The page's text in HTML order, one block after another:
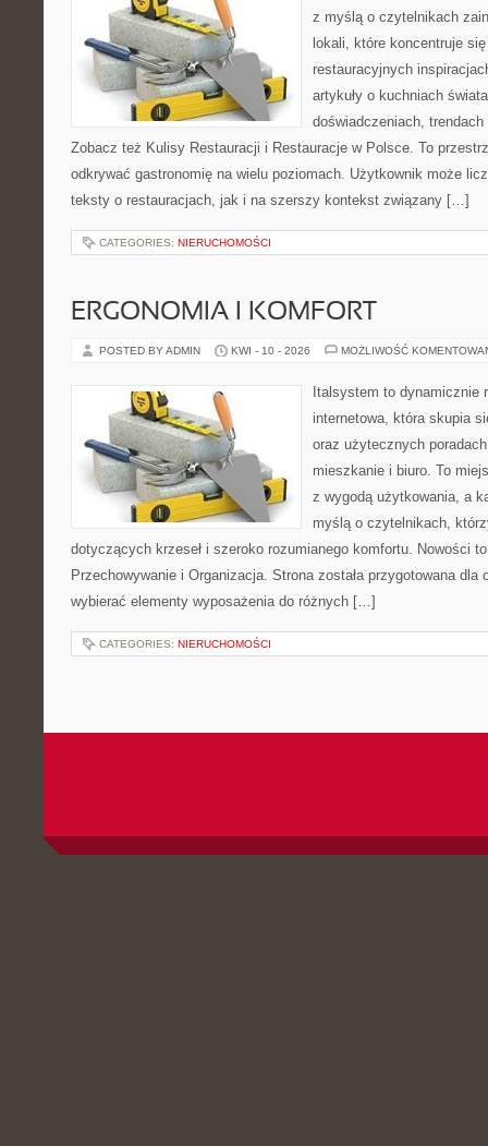
z myślą o czytelnikach
lokali, które koncentruje
restauracyjnych
artykuły o kuchniach
doświadczeniach,
Zobacz też Kulisy Restauracji i Restauracje w Polsce. To
odkrywać gastronomię na wielu poziomach. Użytkownik może
teksty o restauracjach, jak i na szerszy kontekst związany […]
CATEGORIES: NIERUCHOMOŚCI
ERGONOMIA I KOMFORT
POSTED BY ADMIN KWI - 10 - 2026 MOŻLIWOŚĆ
Italsystem to dynamicznie
internetowa, która skupia
oraz użytecznych
mieszkanie i biuro. To
z wygodą użytkowania, a
myślą o czytelnikach,
dotyczących krzeseł i szeroko rozumianego komfortu. Nowości
Przechowywanie i Organizacja. Strona została przygotowana
wybierać elementy wyposażenia do różnych […]
CATEGORIES: NIERUCHOMOŚCI